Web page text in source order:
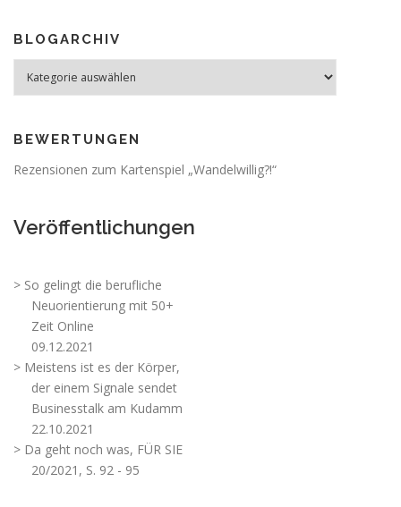
BLOGARCHIV
BEWERTUNGEN
Rezensionen zum Kartenspiel „Wandelwillig?!“
Veröffentlichungen
> So gelingt die berufliche
Neuorientierung mit 50+
Zeit Online
09.12.2021
> Meistens ist es der Körper,
der einem Signale sendet
Businesstalk am Kudamm
22.10.2021
> Da geht noch was, FÜR SIE
20/2021, S. 92 - 95